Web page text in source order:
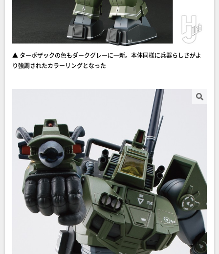
▲ ターボザックの色もダークグレーに一新。本体同様に兵器らしさがよ
り強調されたカラーリングとなった